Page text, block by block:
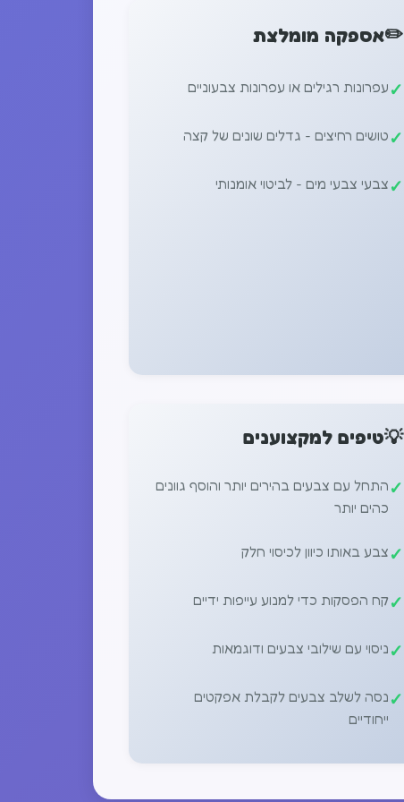
✏️אספקה ​​מומלצת
עפרונות רגילים או עפרונות צבעוניים
טושים רחיצים - גדלים שונים של קצה
צבעי צבעי מים - לביטוי אומנותי
💡טיפים למקצוענים
התחל עם צבעים בהירים יותר והוסף גוונים
כהים יותר
צבע באותו כיוון לכיסוי חלק
קח הפסקות כדי למנוע עייפות ידיים
ניסוי עם שילובי צבעים ודוגמאות
נסה לשלב צבעים לקבלת אפקטים
ייחודיים